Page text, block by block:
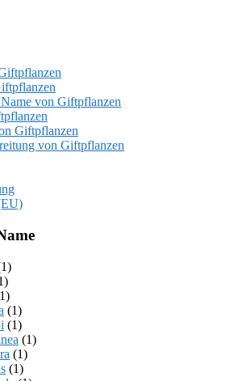
von Giftpflanzen
Giftpflanzen
von Giftpflanzen
(1)
(1)
(1)
(1)
(1)